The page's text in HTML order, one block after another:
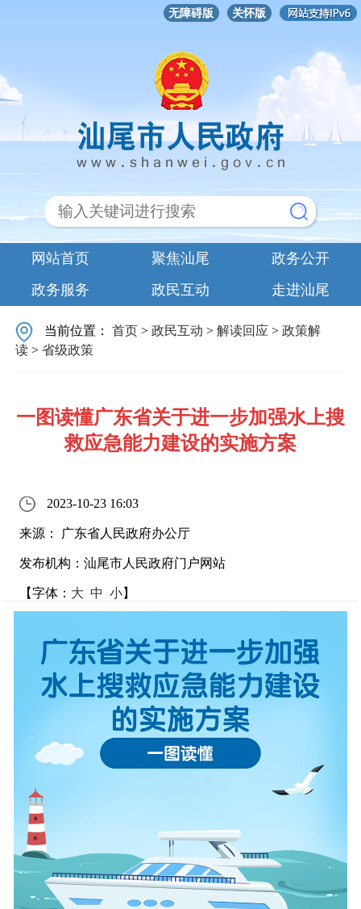
无障碍版 关怀版
网站首页 聚焦汕尾
政务公开
政务服务
政民互动 走进汕尾
当前位置：首页 >政民互动 >解读回应 >政策解
读 >省级政策
一图读懂广东省关于进一步加强水上搜
救应急能力建设的实施方案
2023-10-23 16:03
来源： 广东省人民政府办公厅
发布机构：汕尾市人民政府门户网站
【字体： 大 中 小】